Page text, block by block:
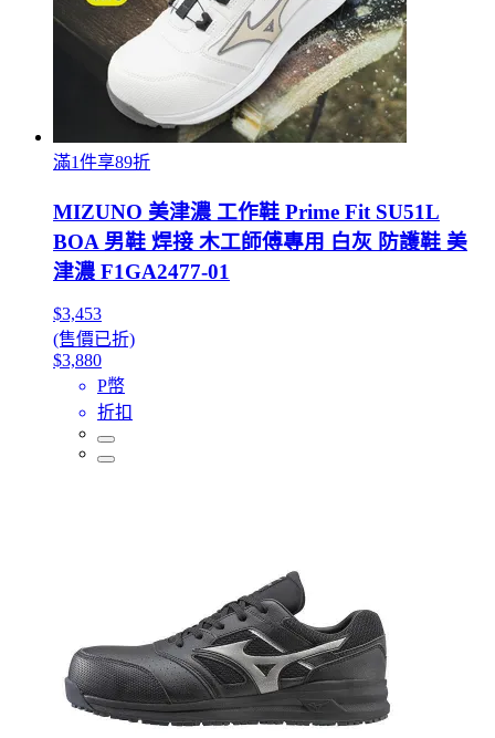
滿1件享89折
MIZUNO 美津濃 工作鞋 Prime Fit SU51L
BOA 男鞋 焊接 木工師傅專用 白灰 防護鞋 美
津濃 F1GA2477-01
$3,453
(售價已折)
$3,880
P幣
折扣